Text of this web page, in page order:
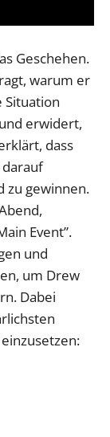
Geschehen.
warum er
Situation
erwidert,
dass
darauf
zu gewinnen.
Event”.
und
um Drew
Dabei